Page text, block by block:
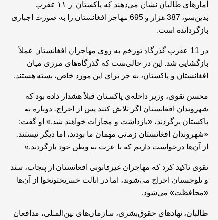
آمارهای طالبان نشان می‌دهند که پاکستان از ۱۱ عقرب
بدین‌سو، 387 هزار و 695 مهاجر افغانستان را به صورت اجباری
بازگردانده است.
در 11 عقرب گذرگاه تورخم به روی مهاجران افغانستان عملاً
بازگشایی شد. این در حالی‌ست که گذرگاه‌های مرزی میان
افغانستان و پاکستان، به جز برای این مورد خاص، بسته هستند.
محسن نقوی، وزیر داخله‌ی پاکستان قبلاً هشدار داده بود که
شهروندان افغانستان اگر تلاش کنند پس از اخراج، دوباره به
پاکستان برگردند، «بازداشت و مجازات خواهند شد.» او گفت:
«شهروندان افغانستان زمانی مهمان ما بودند، اما دیگر نیستند.
از آن‌ها درخواست داریم که با عزت به وطن خود بازگردند.»
نقوی تاکید کرد که مهاجران غیرقانونی افغانستان از پنجاب، سند
و بلوچستان اخراج می‌شوند، اما در ایالت خیبرپختونخوا از آن‌ها
«محافظت» می‌شود.
طالبان، نهادهای حقوق‌بشری، سازمان‌های بین‌المللی، مدافعان